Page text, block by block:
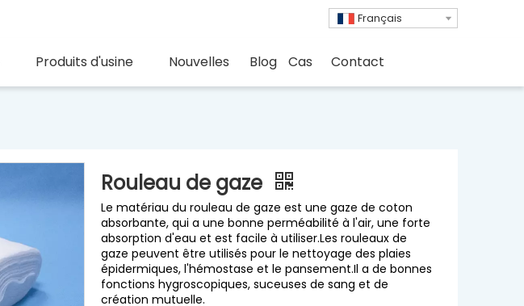
Français
Produits d'usine Nouvelles Blog Cas Contact
Rouleau de gaze
Le matériau du rouleau de gaze est une gaze de coton
absorbante, qui a une bonne perméabilité à l'air, une forte
absorption d'eau et est facile à utiliser.Les rouleaux de
gaze peuvent être utilisés pour le nettoyage des plaies
épidermiques, l'hémostase et le pansement.Il a de bonnes
fonctions hygroscopiques, suceuses de sang et de
création mutuelle.